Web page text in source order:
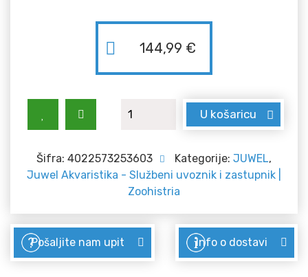
144,99 €
JUWEL Primo 60 količina
U košaricu
Šifra: 4022573253603 Kategorije: JUWEL,
Juwel Akvaristika - Službeni uvoznik i zastupnik |
Zoohistria
Pošaljite nam upit Info o dostavi